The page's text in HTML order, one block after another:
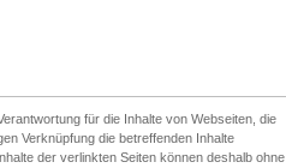
für die Inhalte von Webseiten, die
Verknüpfung die betreffenden Inhalte
der verlinkten Seiten können deshalb ohne